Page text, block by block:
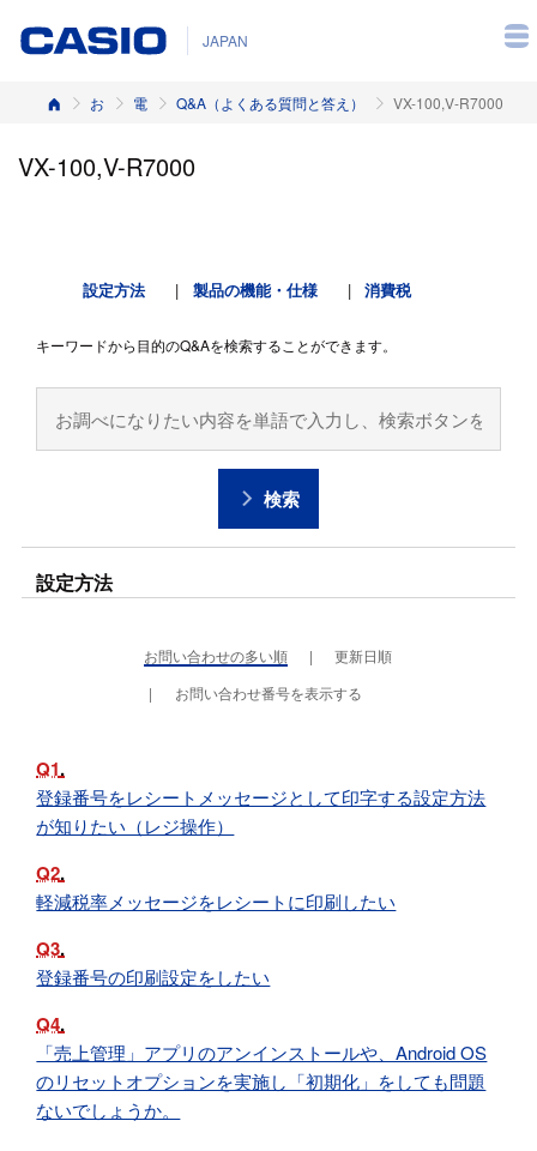
JAPAN
ホーム お客様サポート 電子レジスター Q&A（よくある質問と答え） VX-100,V-R7000
VX-100,V-R7000
設定方法 製品の機能・仕様 消費税
キーワードから目的のQ&Aを検索することができます。
検索
設定方法
お問い合わせの多い順
更新日順
お問い合わせ番号を表示する
Q1
登録番号をレシートメッセージとして印字する設定方法
が知りたい（レジ操作）
Q2
軽減税率メッセージをレシートに印刷したい
Q3
登録番号の印刷設定をしたい
Q4
「売上管理」アプリのアンインストールや、Android OS
のリセットオプションを実施し「初期化」をしても問題
ないでしょうか。